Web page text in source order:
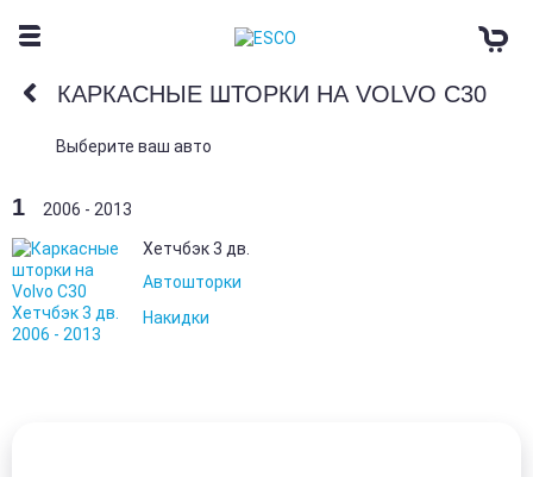
КАРКАСНЫЕ ШТОРКИ НА VOLVO С30
Выберите ваш авто
1 2006 - 2013
Хетчбэк 3 дв.
Автошторки
Накидки